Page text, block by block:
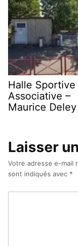
Halle
Associative –
Maurice Deley
Laisser
Votre adresse e-mail
sont indiqués avec *